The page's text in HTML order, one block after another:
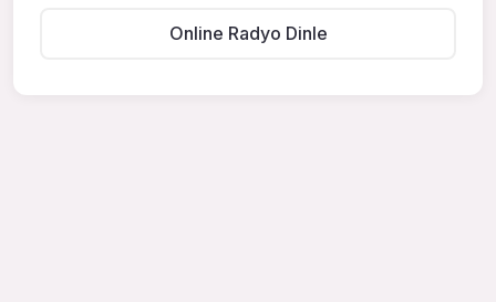
Online Radyo Dinle